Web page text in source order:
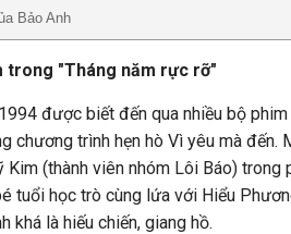
Bảo Anh
trong "Tháng năm rực rỡ"
được biết đến qua nhiều bộ
chương trình hẹn hò Vì yêu mà đến.
(thành viên nhóm Lôi Báo) trong
tuổi học trò cùng lứa với Hiểu
khá là hiếu chiến, giang hồ.